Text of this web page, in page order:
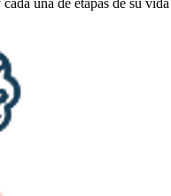
una de etapas de su